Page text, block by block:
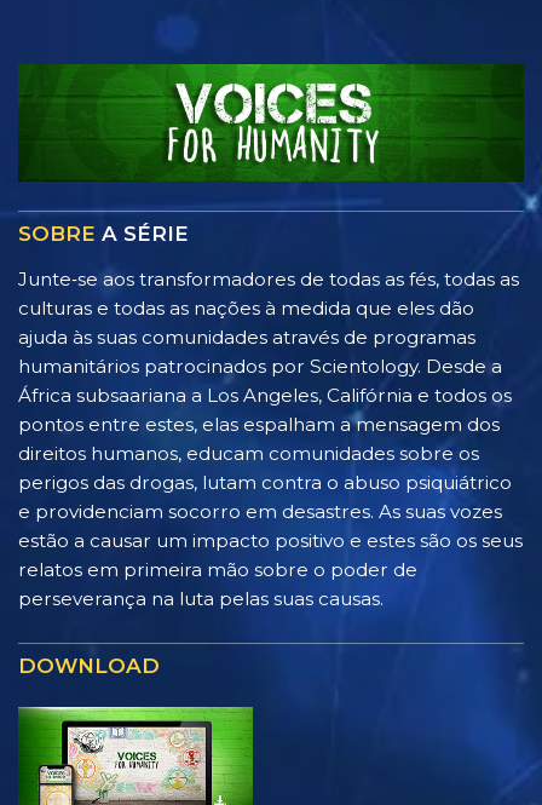
SOBRE A SÉRIE
Junte‑se aos transformadores de todas as fés, todas as
culturas e todas as nações à medida que eles dão
ajuda às suas comunidades através de programas
humanitários patrocinados por Scientology. Desde a
África subsaariana a Los Angeles, Califórnia e todos os
pontos entre estes, elas espalham a mensagem dos
direitos humanos, educam comunidades sobre os
perigos das drogas, lutam contra o abuso psiquiátrico
e providenciam socorro em desastres. As suas vozes
estão a causar um impacto positivo e estes são os seus
relatos em primeira mão sobre o poder de
perseverança na luta pelas suas causas.
DOWNLOAD